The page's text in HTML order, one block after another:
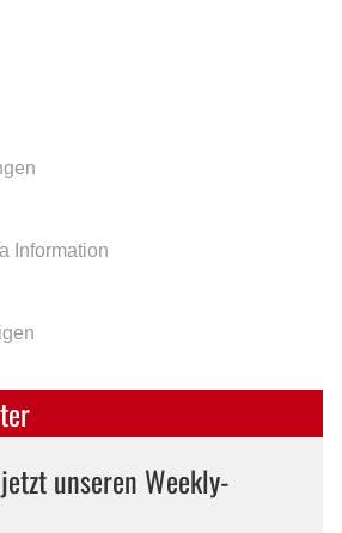
Information
unseren Weekly-